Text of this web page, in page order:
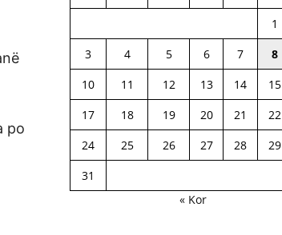
po
1
3
4 5 6 7 8
10
11 12 13 14 15
17
18 19 20 21 22
24
25 26 27 28 29
31
« Kor